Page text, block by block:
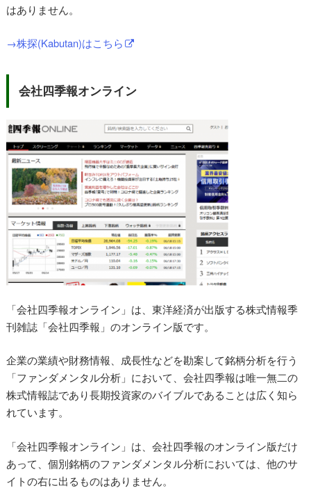
はありません。
→株探(Kabutan)はこちら
会社四季報オンライン
「会社四季報オンライン」は、東洋経済が出版する株式情報季
刊雑誌「会社四季報」のオンライン版です。
企業の業績や財務情報、成長性などを勘案して銘柄分析を行う
「ファンダメンタル分析」において、会社四季報は唯一無二の
株式情報誌であり長期投資家のバイブルであることは広く知ら
れています。
「会社四季報オンライン」は、会社四季報のオンライン版だけ
あって、個別銘柄のファンダメンタル分析においては、他のサ
イトの右に出るものはありません。